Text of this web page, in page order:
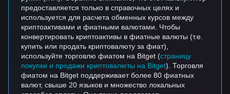
предоставляется только в справочных целях и
используется для расчета обменных курсов между
криптоактивами и фиатными валютами. Чтобы
конвертировать криптоактивы в фиатные валюты (т.е.
купить или продать криптовалюту за фиат),
используйте торговлю фиатом на Bitget (страницу
покупки и продажи криптовалюты на Bitget). Торговля
фиатом на Bitget поддерживает более 80 фиатных
валют, свыше 20 языков и множество локальных